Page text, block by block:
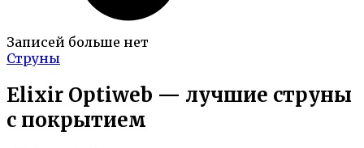
Записей больше нет
Струны
Elixir Optiweb — лучшие струны
с покрытием